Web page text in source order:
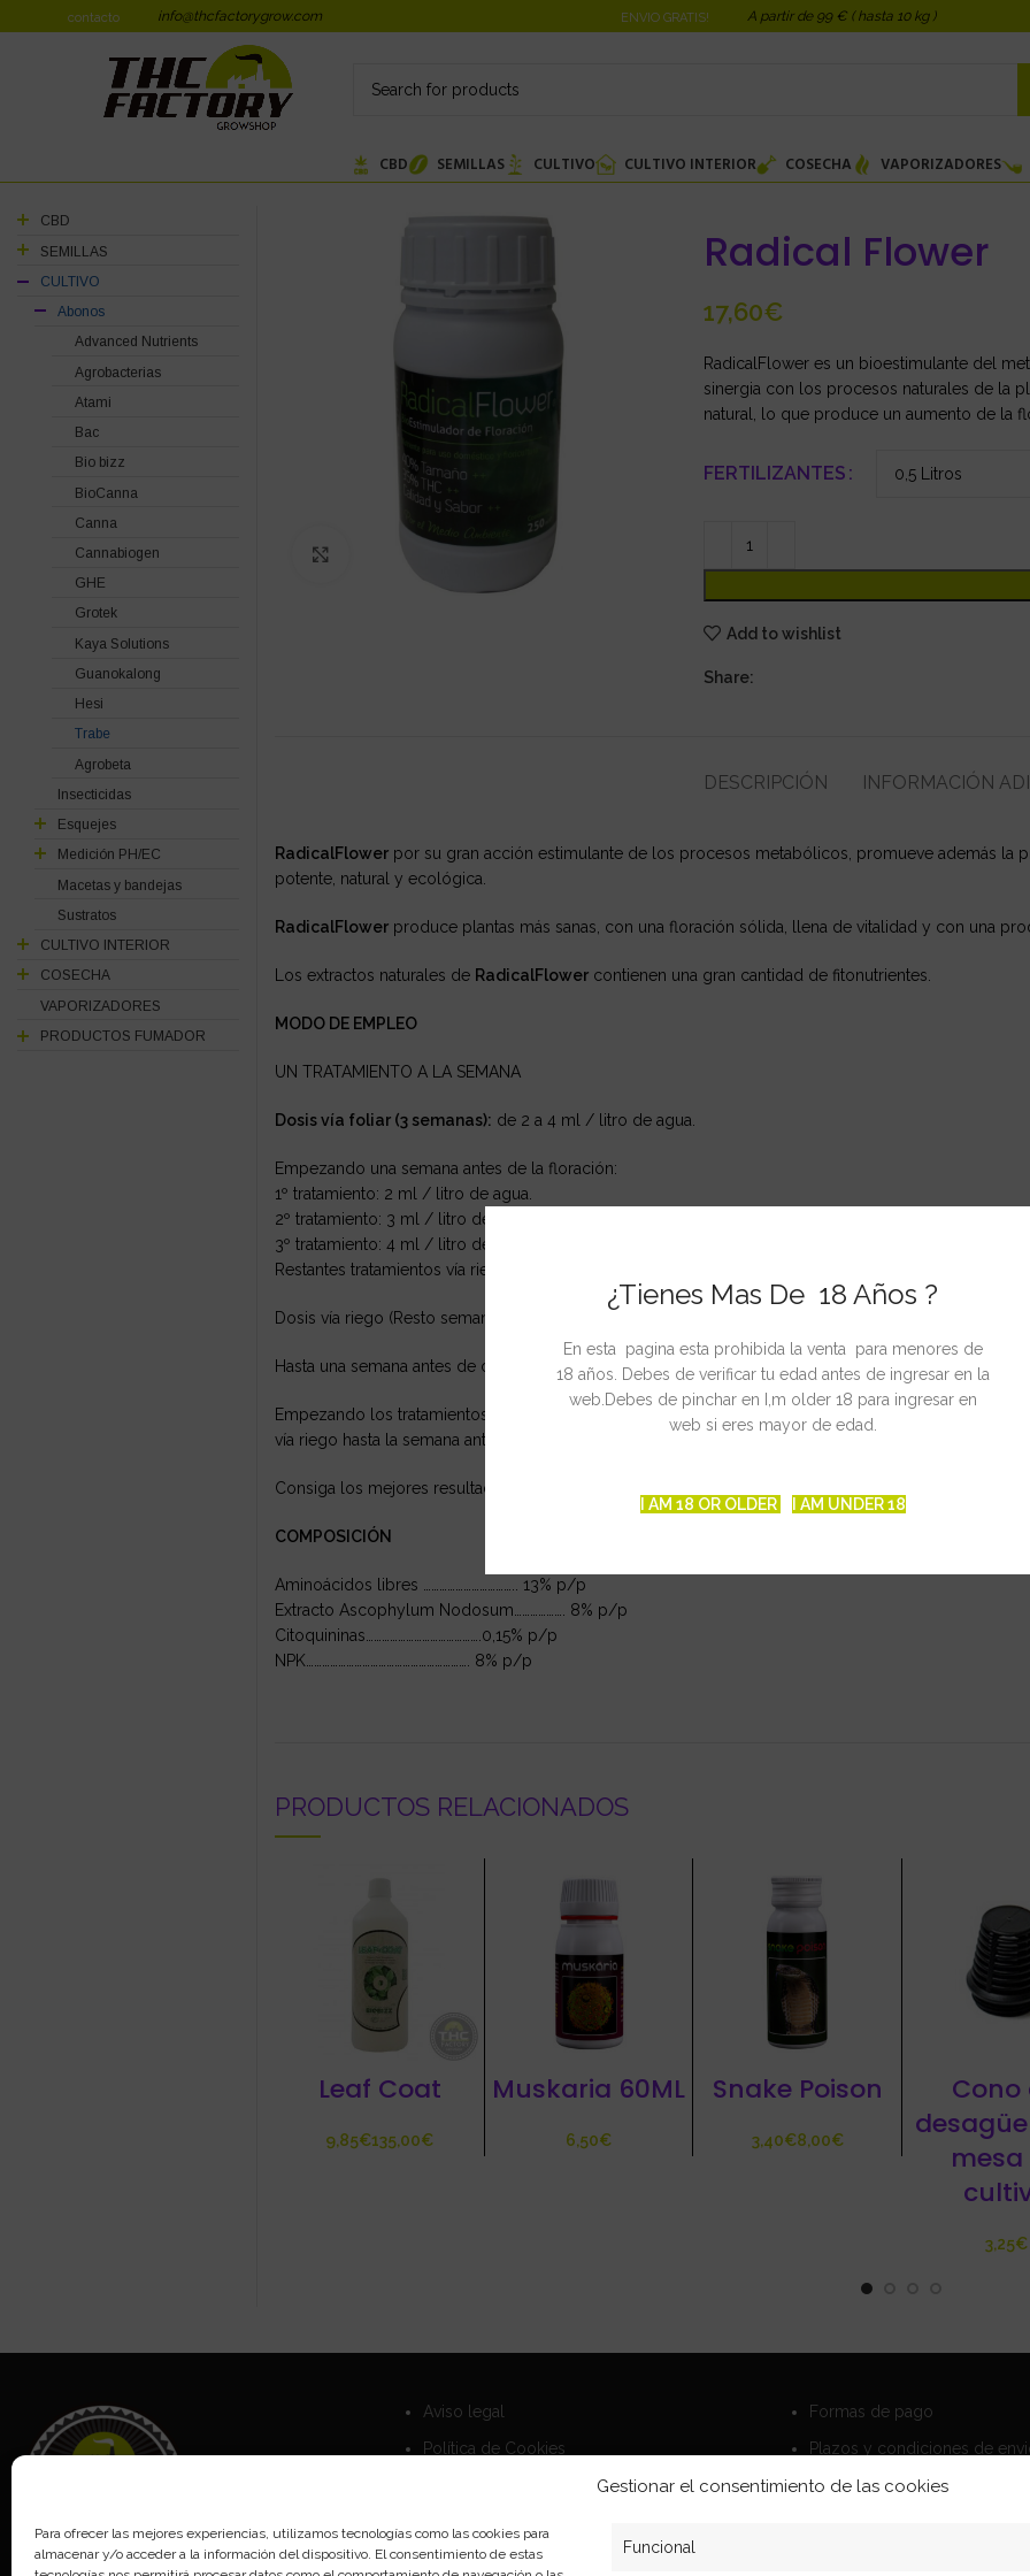
¿Tienes Mas De 18 Años ?
En esta pagina esta prohibida la venta para menores de
18 años. Debes de verificar tu edad antes de ingresar en la
web.Debes de pinchar en I,m older 18 para ingresar en
web si eres mayor de edad.
I AM 18 OR OLDER I AM UNDER 18
Gestionar el consentimiento de las cookies
Para ofrecer las mejores experiencias, utilizamos tecnologías como las cookies para
almacenar y/o acceder a la información del dispositivo. El consentimiento de estas
Funcional
contacto info@thcfactorygrow.com ENVIO GRATIS! A partir de 99 € ( hasta 10 kg )
CBD SEMILLAS CULTIVO CULTIVO INTERIOR COSECHA VAPORIZADORES
Radical Flower
€
RadicalFlower es un bioestimulante del
sinergia con los procesos naturales de la
natural, lo que produce un aumento de la
FERTILIZANTES
Add to wishlist
Share:
DESCRIPCIÓN INFORMACIÓN
RadicalFlower por su gran acción estimulante de los procesos metabólicos, promueve además la
potente, natural y ecológica.
RadicalFlower produce plantas más sanas, con una floración sólida, llena de vitalidad y con una
Los extractos naturales de RadicalFlower contienen una gran cantidad de fitonutrientes.
MODO DE EMPLEO
UN TRATAMIENTO A LA SEMANA
Dosis vía foliar (3 semanas): de 2 a 4 ml / litro de agua.
Empezando una semana antes de la floración:
1º tratamiento: 2 ml / litro de agua.
2º tratamiento: 3 ml / litro de agua.
3º tratamiento: 4 ml / litro de agua.
Restantes tratamientos vía riego.
Dosis vía riego (Resto semanas): 4 ml/litro de agua.
Hasta una semana antes de cortar, en la que se regará sólo con agua, para limpiar las raíces.
Empezando los tratamientos una semana antes de la floración, con 2 ml/l. Aumentando +1 ml/l
vía riego hasta la semana antes de cortar, ésta última se riega sólo con agua para limpiar las raíces.
Consiga los mejores resultados con el uso simultáneo de nuestra gama de nutrientes
COMPOSICIÓN
Aminoácidos libres …………………………….. 13% p/p
Extracto Ascophylum Nodosum………………. 8% p/p
Citoquininas…………………………………….0,15% p/p
NPK……………………………………………………. 8% p/p
PRODUCTOS RELACIONADOS
Leaf Coat
€ €
Muskaria 60ML
€
Snake Poison
€ €
Cono
mesa
€
CBD
SEMILLAS
CULTIVO
Abonos
Advanced Nutrients
Agrobacterias
Atami
Bac
Bio bizz
BioCanna
Canna
Cannabiogen
GHE
Grotek
Kaya Solutions
Guanokalong
Hesi
Trabe
Agrobeta
Insecticidas
Esquejes
Medición PH/EC
Macetas y bandejas
Sustratos
CULTIVO INTERIOR
COSECHA
VAPORIZADORES
PRODUCTOS FUMADOR
Aviso legal
Política de Cookies
Formas de pago
Plazos y condiciones de
Politica de devoluciones